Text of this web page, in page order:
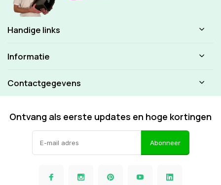
Handige links
Informatie
Contactgegevens
Ontvang als eerste updates en hoge kortingen
Abonneer